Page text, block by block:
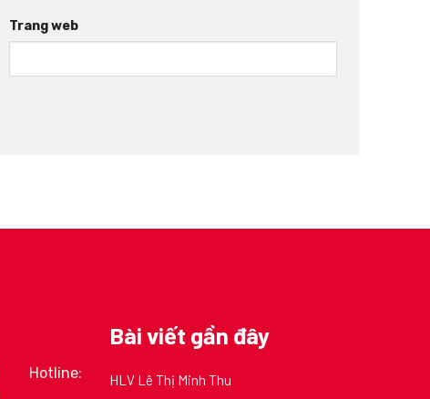
Trang web
Hotline:
Bài viết gần đây
HLV Lê Thị Minh Thu